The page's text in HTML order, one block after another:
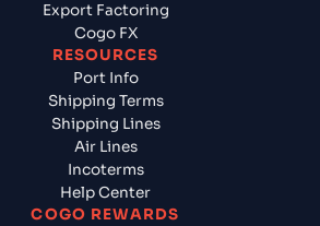
Export Factoring
Cogo FX
RESOURCES
Port Info
Shipping Terms
Shipping Lines
Air Lines
Incoterms
Help Center
COGO REWARDS